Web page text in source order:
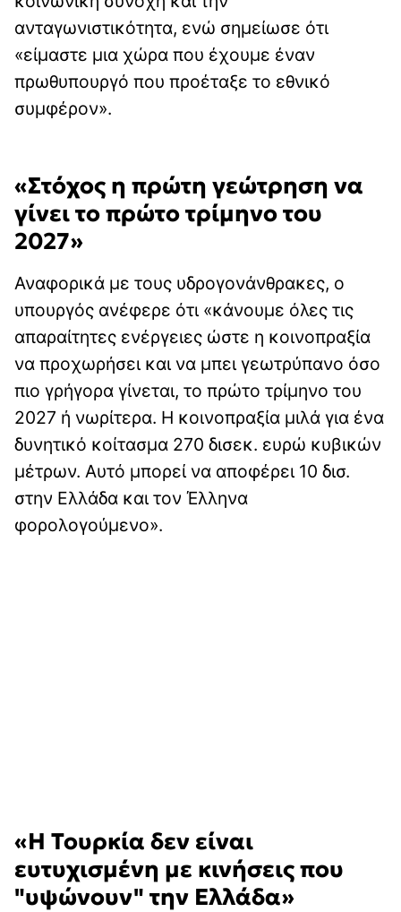
ανταγωνιστικότητα, ενώ σημείωσε ότι
«είμαστε μια χώρα που έχουμε έναν
πρωθυπουργό που προέταξε το εθνικό
συμφέρον».
«Στόχος η πρώτη γεώτρηση να
γίνει το πρώτο τρίμηνο του
2027»
Αναφορικά με τους υδρογονάνθρακες, ο
υπουργός ανέφερε ότι «κάνουμε όλες τις
απαραίτητες ενέργειες ώστε η κοινοπραξία
να προχωρήσει και να μπει γεωτρύπανο όσο
πιο γρήγορα γίνεται, το πρώτο τρίμηνο του
2027 ή νωρίτερα. Η κοινοπραξία μιλά για ένα
δυνητικό κοίτασμα 270 δισεκ. ευρώ κυβικών
μέτρων. Αυτό μπορεί να αποφέρει 10 δισ.
στην Ελλάδα και τον Έλληνα
φορολογούμενο».
«Η Τουρκία δεν είναι
ευτυχισμένη με κινήσεις που
"υψώνουν" την Ελλάδα»